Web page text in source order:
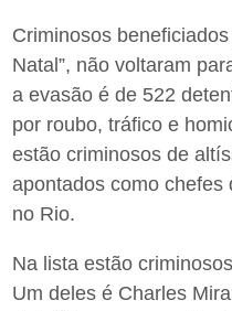
Criminosos
Natal”, não voltaram
a evasão é de 522
por roubo, tráfico e
estão criminosos de
apontados como chefes
no Rio.
Na lista estão
Um deles é Charles